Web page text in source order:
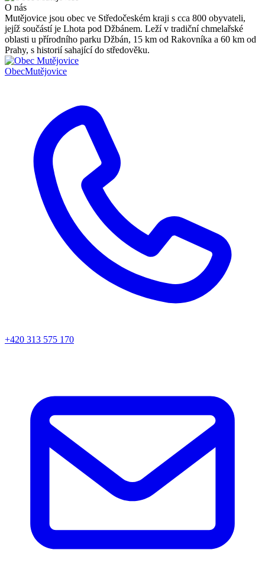
O nás
Mutějovice jsou obec ve Středočeském kraji s cca 800 obyvateli,
jejíž součástí je Lhota pod Džbánem. Leží v tradiční chmelařské
oblasti u přírodního parku Džbán, 15 km od Rakovníka a 60 km od
Prahy, s historií sahající do středověku.
ObecMutějovice
+420 313 575 170